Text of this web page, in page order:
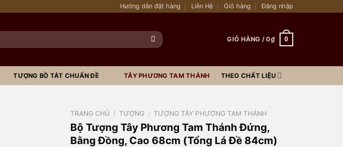
Hướng dẫn đặt hàng Liên Hệ Giỏ hàng Đăng nhập
GIỎ HÀNG /0₫ 0
TƯỢNG BỒ TÁT CHUẨN ĐỀ TÂY PHƯƠNG TAM THÁNH THEO CHẤT LIỆU
TRANG CHỦ / TƯỢNG / TƯỢNG TÂY PHƯƠNG TAM THÁNH
Bộ Tượng Tây Phương Tam Thánh Đứng,
Bằng Đồng, Cao 68cm (Tổng Lá Đề 84cm)